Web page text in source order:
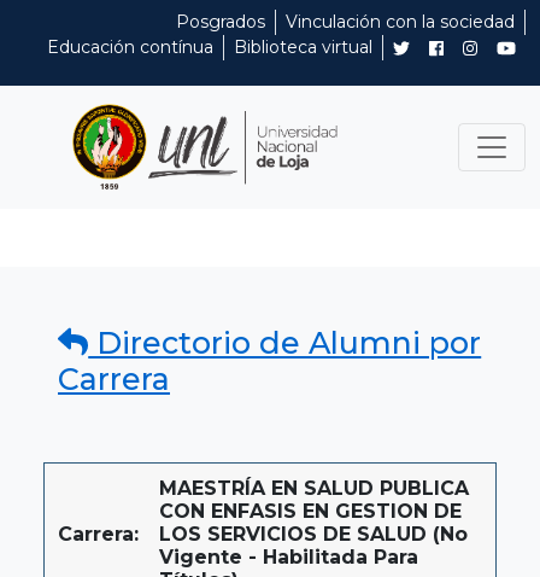
Posgrados
Vinculación con la sociedad
Educación contínua
Biblioteca virtual
Directorio de Alumni por
Carrera
Carrera:
MAESTRÍA EN SALUD PUBLICA
CON ENFASIS EN GESTION DE
LOS SERVICIOS DE SALUD (No
Vigente - Habilitada Para